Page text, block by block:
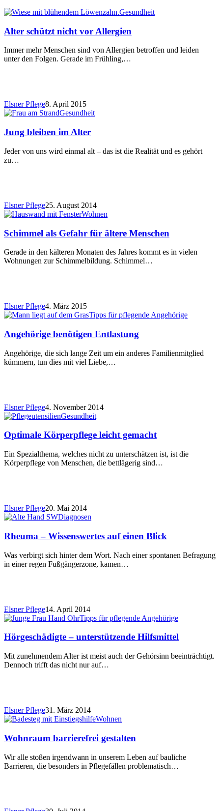
Gesundheit
Alter schützt nicht vor Allergien
Immer mehr Menschen sind von Allergien betroffen und leiden
unter den Folgen. Gerade im Frühling,…
Elsner Pflege8. April 2015
Gesundheit
Jung bleiben im Alter
Jeder von uns wird einmal alt – das ist die Realität und es gehört
zu…
Elsner Pflege25. August 2014
Wohnen
Schimmel als Gefahr für ältere Menschen
Gerade in den kälteren Monaten des Jahres kommt es in vielen
Wohnungen zur Schimmelbildung. Schimmel…
Elsner Pflege4. März 2015
Tipps für pflegende Angehörige
Angehörige benötigen Entlastung
Angehörige, die sich lange Zeit um ein anderes Familienmitglied
kümmern, tun dies mit viel Liebe,…
Elsner Pflege4. November 2014
Gesundheit
Optimale Körperpflege leicht gemacht
Ein Spezialthema, welches nicht zu unterschätzen ist, ist die
Körperpflege von Menschen, die bettlägerig sind…
Elsner Pflege20. Mai 2014
Diagnosen
Rheuma – Wissenswertes auf einen Blick
Was verbirgt sich hinter dem Wort. Nach einer spontanen Befragung
in einer regen Fußgängerzone, kamen…
Elsner Pflege14. April 2014
Tipps für pflegende Angehörige
Hörgeschädigte – unterstützende Hilfsmittel
Mit zunehmendem Alter ist meist auch der Gehörsinn beeinträchtigt.
Dennoch trifft das nicht nur auf…
Elsner Pflege31. März 2014
Wohnen
Wohnraum barrierefrei gestalten
Wir alle stoßen irgendwann in unserem Leben auf bauliche
Barrieren, die besonders in Pflegefällen problematisch…